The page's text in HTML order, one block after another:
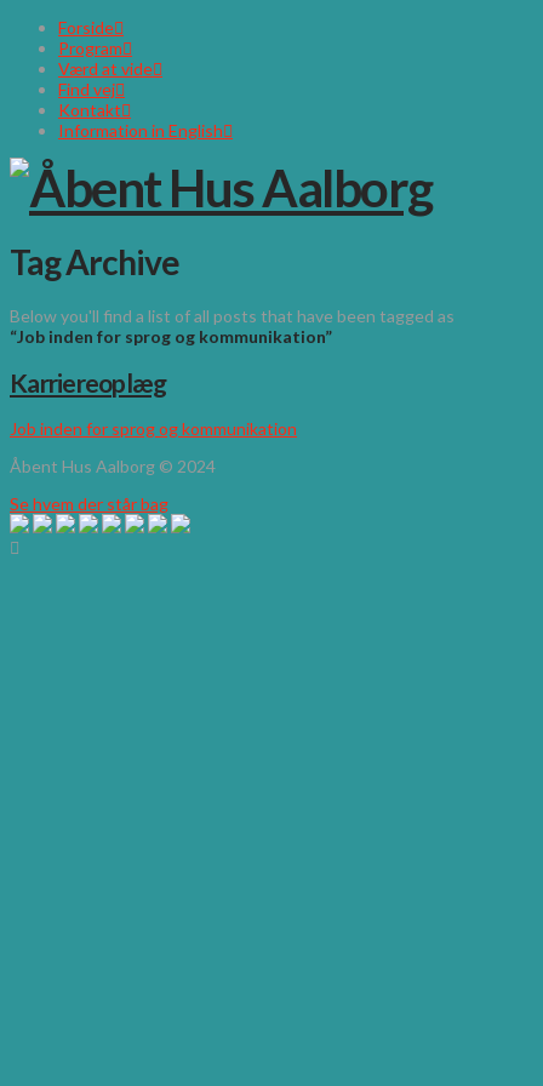
Forside
Program
Værd at vide
Find vej
Kontakt
Information in English
Tag Archive
Below you'll find a list of all posts that have been tagged as
“Job inden for sprog og kommunikation”
Karriereoplæg
Job inden for sprog og kommunikation
Åbent Hus Aalborg © 2024
Se hvem der står bag